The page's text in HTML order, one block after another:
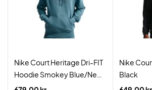
Nike Court Heritage Dri-FIT
Hoodie Smokey Blue/New
Slate
Nike
Black